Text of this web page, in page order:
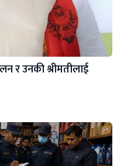
र उनकी श्रीमतीलाई